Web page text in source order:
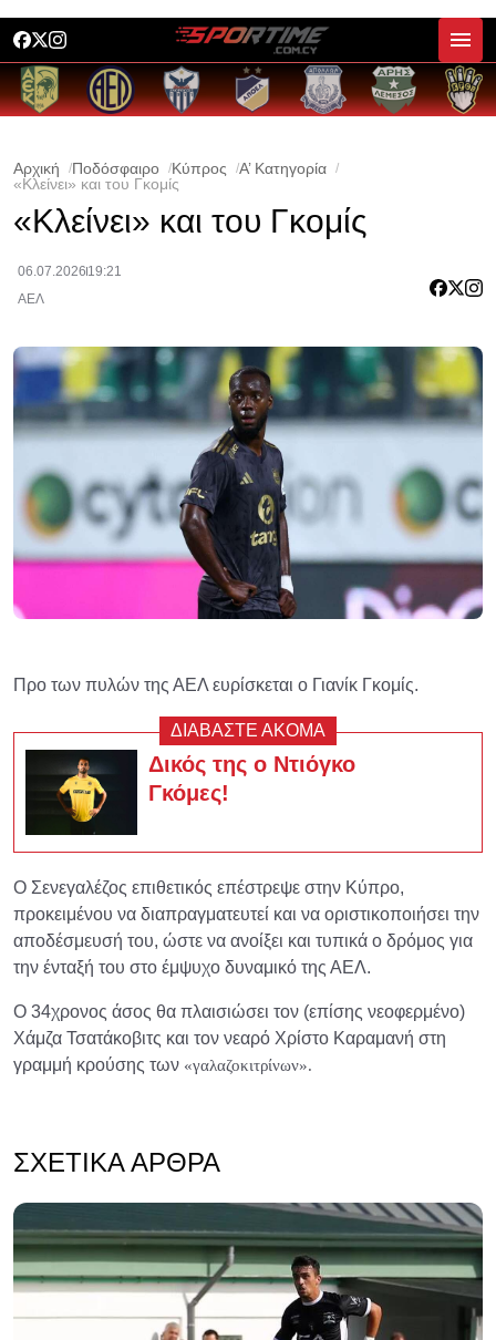
Αρχική Ποδόσφαιρο Κύπρος
Α’ Κατηγορία
«Κλείνει» και του Γκομίς
«Κλείνει» και του Γκομίς
06.07.2026 19:21
ΑΕΛ
Προ των πυλών της ΑΕΛ ευρίσκεται ο Γιανίκ Γκομίς.
ΔΙΑΒΑΣΤΕ ΑΚΟΜΑ
Δικός της ο Ντιόγκο
Γκόμες!
Ο Σενεγαλέζος επιθετικός επέστρεψε στην Κύπρο,
προκειμένου να διαπραγματευτεί και να οριστικοποιήσει την
αποδέσμευσή του, ώστε να ανοίξει και τυπικά ο δρόμος για
την ένταξή του στο έμψυχο δυναμικό της ΑΕΛ.
Ο 34χρονος άσος θα πλαισιώσει τον (επίσης νεοφερμένο)
Χάμζα Τσατάκοβιτς και τον νεαρό Χρίστο Καραμανή στη
γραμμή κρούσης των «γαλαζοκιτρίνων».
ΣΧΕΤΙΚΆ ΆΡΘΡΑ